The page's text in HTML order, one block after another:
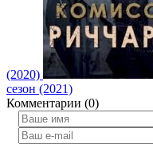
(2020)
сезон (2021)
Комментарии (0)